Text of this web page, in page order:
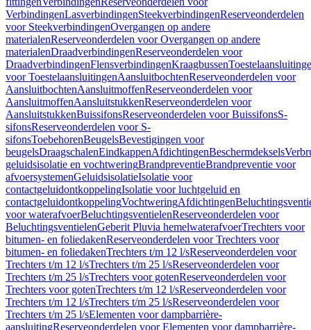
VerbindingenLasverbindingenSteekverbindingenReserveonderdelen
voor SteekverbindingenOvergangen op andere
materialenReserveonderdelen voor Overgangen op andere
materialenDraadverbindingenReserveonderdelen voor
DraadverbindingenFlensverbindingenKraagbussen
voor ToestelaansluitingenAansluitbochtenReserveonderdelen voor
AansluitbochtenAansluitmoffenReserveonderdelen voor
AansluitmoffenAansluitstukkenReserveonderdelen voor
AansluitstukkenBuissifonsReserveonderdelen voor BuissifonsS-
sifonsReserveonderdelen voor S-
sifonsToebehorenBeugelsBevestigingen voor
beugelsDraagschalenEindkappenAfdichtingenBeschermdeksels
geluidsisolatie en vochtweringBrandpreventieBrandpreventie voor
afvoersystemenGeluidsisolatieIsolatie voor
contactgeluidontkoppelingIsolatie voor luchtgeluid en
contactgeluidontkoppelingVochtweringAfdichtingen
voor waterafvoerBeluchtingsventielenReserveonderdelen voor
BeluchtingsventielenGeberit Pluvia hemelwaterafvoerTrechters voor
bitumen- en foliedakenReserveonderdelen voor Trechters voor
bitumen- en foliedakenTrechters t/m 12 l/sReserveonderdelen voor
Trechters t/m 12 l/sTrechters t/m 25 l/sReserveonderdelen voor
Trechters t/m 25 l/sTrechters voor gotenReserveonderdelen voor
Trechters voor gotenTrechters t/m 12 l/sReserveonderdelen voor
Trechters t/m 12 l/sTrechters t/m 25 l/sReserveonderdelen voor
Trechters t/m 25 l/sElementen voor dampbarrière-
aansluitingReserveonderdelen voor Elementen voor dampbarrière-